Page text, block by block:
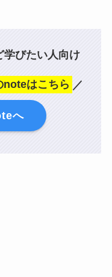
学びたい人向け
noteはこちら ／
へ